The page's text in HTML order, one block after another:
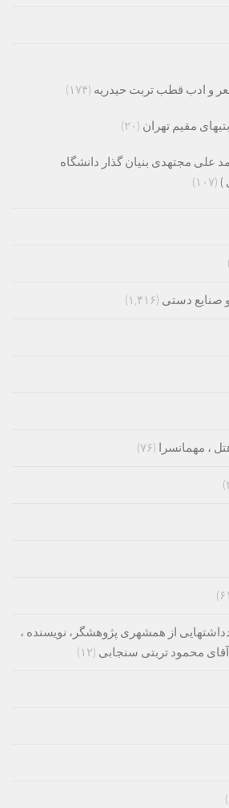
و ادب قطب تربت حیدریه (۱۷۴)
مقیم تهران (۲۰)
علی مجتهدی بنیان گذار دانشگاه
) (۱۰۷)
صنایع دستی (۱,۴۱۶)
، مهمانسرا (۷۶)
از همشهری پژوهشگر، نویسنده ،
محمود تربتی سنجابی (۱۲)